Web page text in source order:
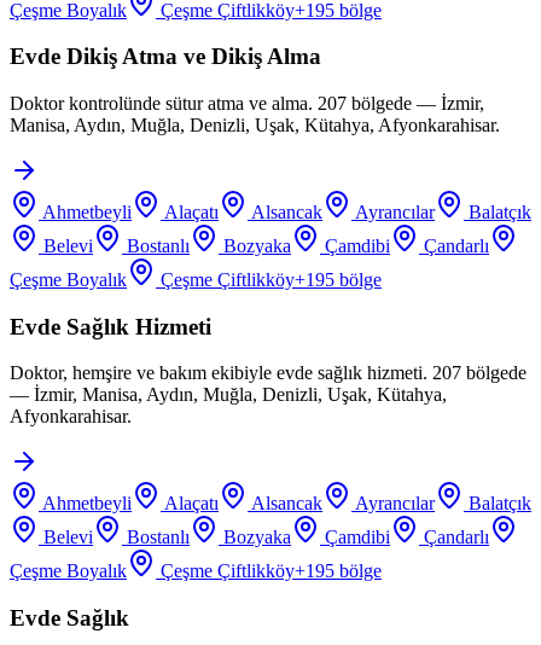
Çeşme Boyalık
Çeşme Çiftlikköy+195 bölge
Evde Dikiş Atma ve Dikiş Alma
Doktor kontrolünde sütur atma ve alma. 207 bölgede — İzmir,
Manisa, Aydın, Muğla, Denizli, Uşak, Kütahya, Afyonkarahisar.
Ahmetbeyli Alaçatı Alsancak Ayrancılar
Balatçık
Belevi
Bostanlı Bozyaka Çamdibi
Çandarlı
Çeşme Boyalık
Çeşme Çiftlikköy+195 bölge
Evde Sağlık Hizmeti
Doktor, hemşire ve bakım ekibiyle evde sağlık hizmeti. 207 bölgede
— İzmir, Manisa, Aydın, Muğla, Denizli, Uşak, Kütahya,
Afyonkarahisar.
Ahmetbeyli Alaçatı Alsancak Ayrancılar
Balatçık
Belevi
Bostanlı Bozyaka Çamdibi
Çandarlı
Çeşme Boyalık
Çeşme Çiftlikköy+195 bölge
Evde Sağlık